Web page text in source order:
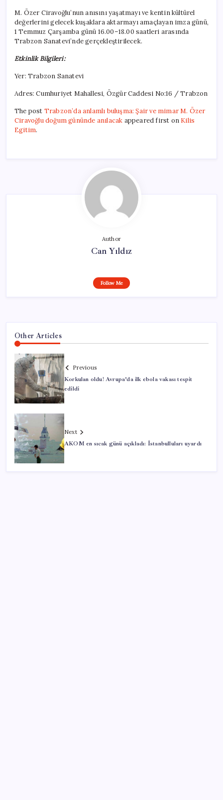
M. Özer Ciravoğlu’nun anısını yaşatmayı ve kentin kültürel
değerlerini gelecek kuşaklara aktarmayı amaçlayan imza günü,
1 Temmuz Çarşamba günü 16.00–18.00 saatleri arasında
Trabzon Sanatevi’nde gerçekleştirilecek.
Etkinlik Bilgileri:
Yer: Trabzon Sanatevi
Adres: Cumhuriyet Mahallesi, Özgür Caddesi No:16 / Trabzon
The post Trabzon’da anlamlı buluşma: Şair ve mimar M. Özer
Ciravoğlu doğum gününde anılacak appeared first on Kilis
Egitim.
Author
Can Yıldız
Follow Me
Other Articles
Previous
Korkulan oldu! Avrupa’da ilk ebola vakası tespit
edildi
Next
AKOM en sıcak günü açıkladı: İstanbulluları uyardı